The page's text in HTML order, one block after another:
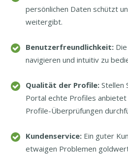
persönlichen Daten schützt
weitergibt.
Benutzerfreundlichkeit:
navigieren und intuitiv zu
Qualität der Profile: Stellen
Portal echte Profiles anbietet
Profile-Überprüfungen
Kundenservice: Ein guter
etwaigen Problemen